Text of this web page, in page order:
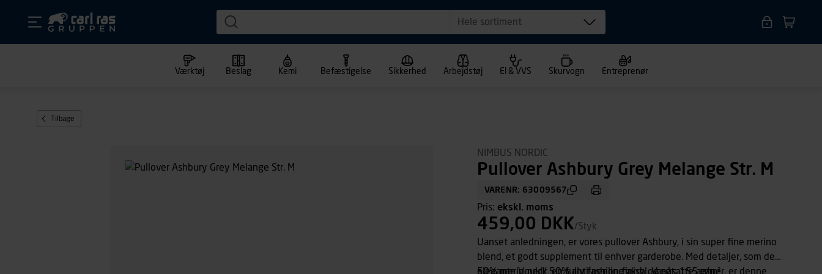
Hele sortiment
Værktøj Beslag Kemi Befæstigelse Sikkerhed Arbejdstøj El & VVS Skurvogn Entreprenør
Tilbage
NIMBUS NORDIC
Pullover Ashbury Grey Melange Str. M
VARENR: 63009567
Pris: ekskl. moms
459,00 DKK/Styk
Uanset anledningen, er vores pullover Ashbury, i sin super fine merino
blend, et godt supplement til enhver garderobe. Med detaljer, som den
elegante V-neck, en fully fashion finish og påsatte ærmer, er denne
50% merinould/ 50% anti-peeling akryl. Vægt: 155 g/m²